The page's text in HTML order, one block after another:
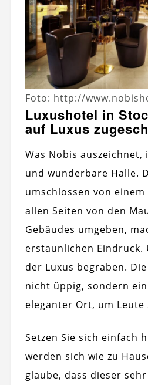
Foto: http://
Luxushotel in
auf Luxus
Was Nobis auszeichnet,
und wunderbare Halle.
umschlossen von
allen Seiten von den
Gebäudes umgeben,
erstaunlichen Eindruck.
der Luxus begraben.
nicht üppig, sondern
eleganter Ort, um Leute
Setzen Sie sich einfach
werden sich wie zu
glaube, dass dieser